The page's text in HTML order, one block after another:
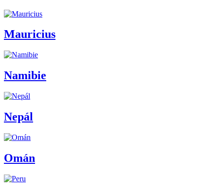
Mauricius
Namibie
Nepál
Omán